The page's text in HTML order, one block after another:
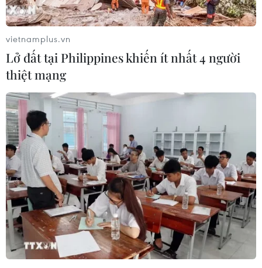
COVID-19: Mỹ, Ấn Độ, Brazil có nhiều ca
nhiễm và tử vong nhất thế giới
25/06/2021 02:18
Mỹ, quốc gia bị ảnh hưởng nặng nề nhất, đã ghi nhận
34.463.729 ca nhiễm và 618.619 ca tử vong và bang
Missouri đã trở thành "điểm nóng" mới nhất tại Mỹ khi
ghi nhận tỷ lệ nhiễm mới cao nhất nước này.
vietnamplus.vn
Lở đất tại Philippines khiến ít nhất 4 người
thiệt mạng